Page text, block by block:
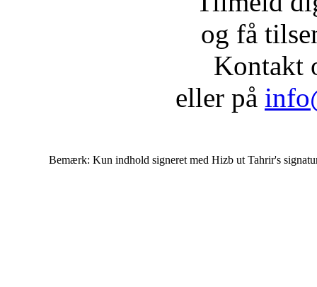
og få
Kontakt
eller på
Bemærk: Kun indhold signeret med Hizb ut Tahrir's